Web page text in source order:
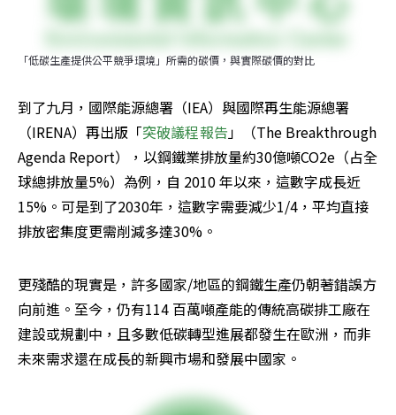
「低碳生產提供公平競爭環境」所需的碳價，與實際碳價的對比
到了九月，國際能源總署（IEA）與國際再生能源總署
（IRENA）再出版「突破議程報告」（The Breakthrough
Agenda Report），以鋼鐵業排放量約30億噸CO2e（占全
球總排放量5%）為例，自 2010 年以來，這數字成長近
15%。可是到了2030年，這數字需要減少1/4，平均直接
排放密集度更需削減多達30%。
更殘酷的現實是，許多國家/地區的鋼鐵生產仍朝著錯誤方
向前進。至今，仍有114 百萬噸產能的傳統高碳排工廠在
建設或規劃中，且多數低碳轉型進展都發生在歐洲，而非
未來需求還在成長的新興市場和發展中國家。